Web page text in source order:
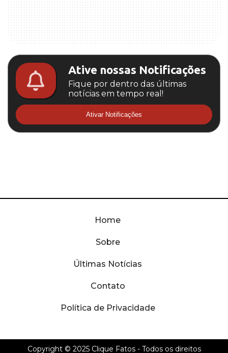
Ative nossas Notificações
Fique por dentro das últimas
notícias em tempo real!
Ativar Notificações
Home
Sobre
Últimas Notícias
Contato
Política de Privacidade
Copyright © 2025 Clique Fatos- Todos os direitos